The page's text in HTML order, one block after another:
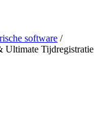
software /
Ultimate Tijdregistratie